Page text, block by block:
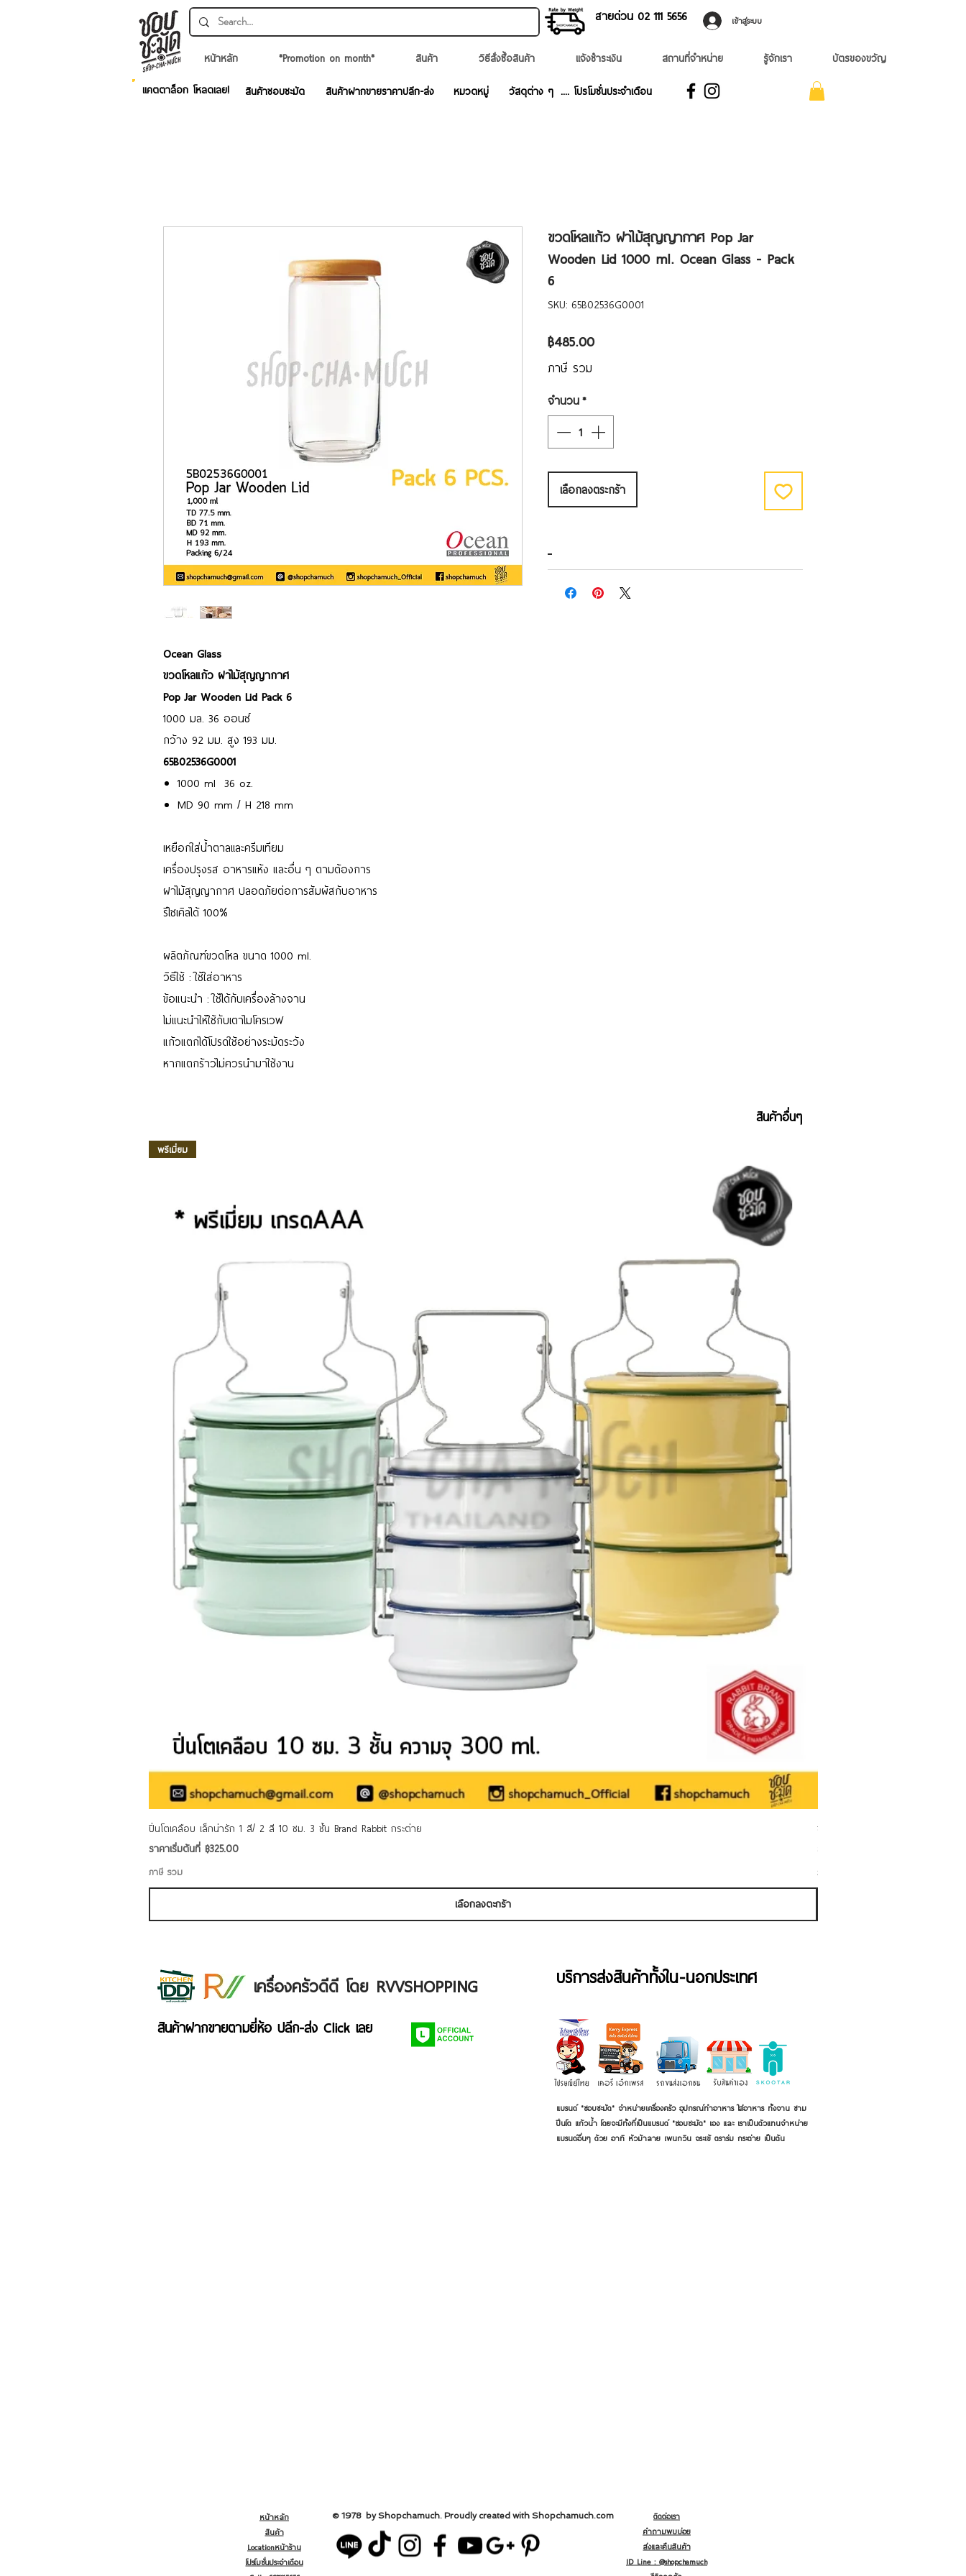
สายด่วน 02 ​111 5656 เข้าสู่ระบบ
หน้าหลัก *Promotion on month* สินค้า วิธีสั่งซื้อสินค้า แจ้งชำระเงิน สถานที่จำหน่าย รู้จักเรา บัตรของขวัญ
สินค้าชอบชะมัด สินค้าฝากขายราคาปลีก-ส่ง หมวดหมู่ วัสดุต่าง ๆ .... โปรโมชั่นประจำเดือน
แคตตาล็อก โหลดเลย!
Ocean Glass
ขวดโหลแก้ว ฝาไม้สุญญากาศ
Pop Jar Wooden Lid Pack 6
1000 มล. 36 ออนซ์
กว้าง 92 มม. สูง 193 มม.
65B02536G0001
1000 ml 36 oz.
MD 90 mm / H 218 mm
เหยือกใส่น้ำตาลเเละครีมเทียม
เครื่องปรุงรส อาหารแห้ง และอื่น ๆ ตามต้องการ
ฝาไม้สุญญากาศ ปลอดภัยต่อการสัมผัสกับอาหาร
รีไซเคิลได้ 100%
ผลิตภัณฑ์ขวดโหล ขนาด 1000 ml.
วิธีใช้ : ใช้ใส่อาหาร
ข้อแนะนำ : ใช้ได้กับเครื่องล้างจาน
ไม่แนะนำให้ใช้กับเตาไมโครเวฟ
แก้วแตกได้โปรดใช้อย่างระมัดระวัง
หากแตกร้าวไม่ควรนำมาใช้งาน
ขวดโหลแก้ว ฝาไม้สุญญากาศ Pop Jar
Wooden Lid 1000 ml. Ocean Glass - Pack
6
SKU: 65B02536G0001
฿485.00ราคา
ภาษี รวม
จำนวน*
เลือกลงตระกร้า
สินค้าอื่นๆ
พรีเมี่ยม
ปิ่นโตเคลือบ เล็กน่ารัก 1 สี/ 2 สี 10 ซม. 3 ชั้น Brand Rabbit กระต่าย
ราคาเริ่มต้นที่ ฿325.00
ราคาขายลด
ภาษี รวม
เลือกลงตะกร้า
ชามเคลือบ Enamel Food grade ล
ภาษี รวม
เครื่องครัวดีดี โดย RVVSHOPPING
สินค้าฝากขายตามยี่ห้อ ปลีก-ส่ง Click เลย
บริการส่งสินค้าทั้งใน-นอกประเทศ
แบรนด์ "ชอบชะมัด" จำหน่ายเครื่องครัว อุปกรณ์ทำอาหาร ใส่อาหาร ทั้งจาน ชาม
ปิ่นโต แก้วน้ำ โดยจะมีทั้งที่เป็นแบรนด์ "ชอบชะมัด" เอง และ เราเป็นตัวแทนจำหน่าย
แบรนด์อื่นๆ ด้วย อาทิ หัวม้าลาย เพนกวิน จระเข้ ตราร่ม กระต่าย เป็นต้น
หน้าหลัก
สินค้า
Locationหน้าร้าน
โปรโมชั่นประจำเดือน
ติดต่อเรา
คำถามพบบ่อย
ส่งและคืนสินค้า
ID Line : @shopchamuch
© 1978 by Shopchamuch. Proudly created with Shopchamuch.com